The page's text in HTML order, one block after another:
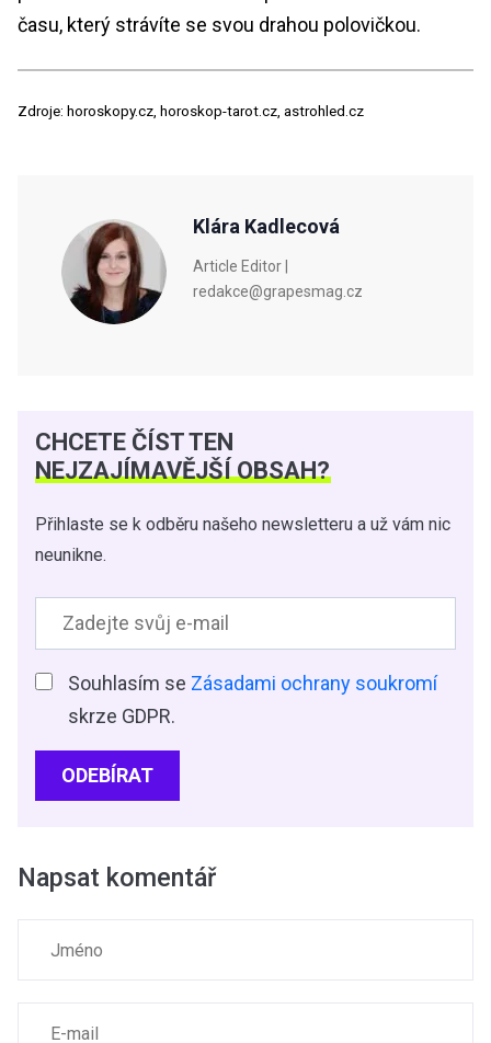
času, který strávíte se svou drahou polovičkou.
Zdroje: horoskopy.cz, horoskop-tarot.cz, astrohled.cz
Klára Kadlecová
Article Editor |
redakce@grapesmag.cz
CHCETE ČÍST TEN
NEJZAJÍMAVĚJŠÍ OBSAH?
Přihlaste se k odběru našeho newsletteru a už vám nic
neunikne.
Souhlasím se Zásadami ochrany soukromí
skrze GDPR.
ODEBÍRAT
Napsat komentář